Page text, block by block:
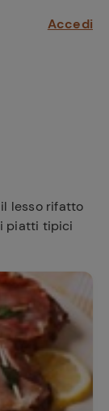
Accedi
lesso rifatto
piatti tipici